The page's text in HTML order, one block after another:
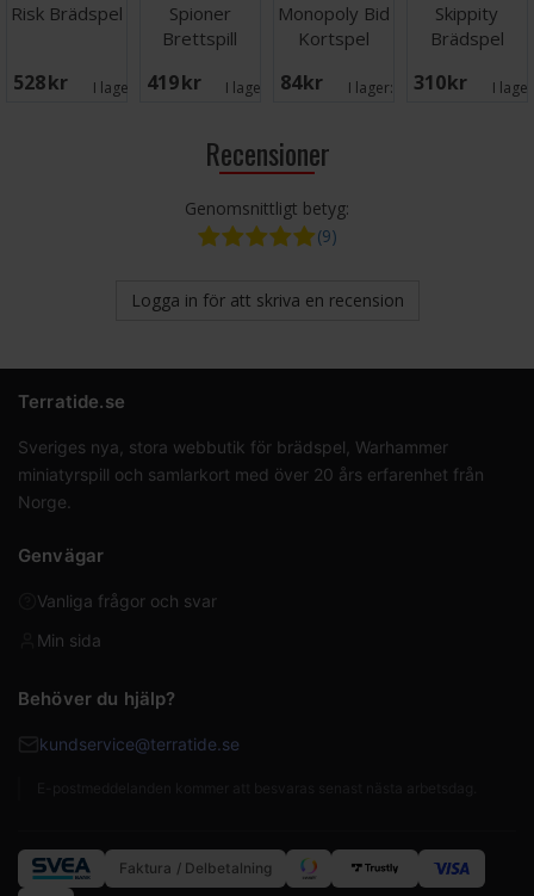
Risk Brädspel
528 SEK I lager: 2
Spioner
Brettspill
419 SEK I lager: 3
Monopoly Bid
Kortspel
84 SEK I lager:
Skippity
Brädspel
310 SEK I
Recensioner
Genomsnittligt betyg:
(9)
Logga in för att skriva en recension
Terratide.se
Sveriges nya, stora webbutik för brädspel, Warhammer
miniatyrspill och samlarkort med över 20 års erfarenhet från
Norge.
Genvägar
Vanliga frågor och svar
Min sida
Behöver du hjälp?
kundservice@terratide.se
Faktura / Delbetalning